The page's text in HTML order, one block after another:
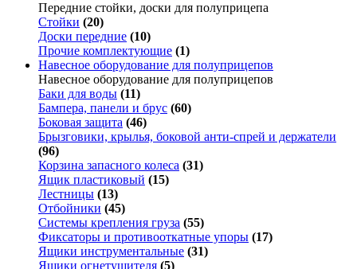
Передние стойки, доски для полуприцепа
Стойки (20)
Доски передние (10)
Прочие комплектующие (1)
Навесное оборудование для полуприцепов
Навесное оборудование для полуприцепов
Баки для воды (11)
Бампера, панели и брус (60)
Боковая защита (46)
Брызговики, крылья, боковой анти-спрей и держатели
(96)
Корзина запасного колеса (31)
Ящик пластиковый (15)
Лестницы (13)
Отбойники (45)
Системы крепления груза (55)
Фиксаторы и противооткатные упоры (17)
Ящики инструментальные (31)
Ящики огнетушителя (5)